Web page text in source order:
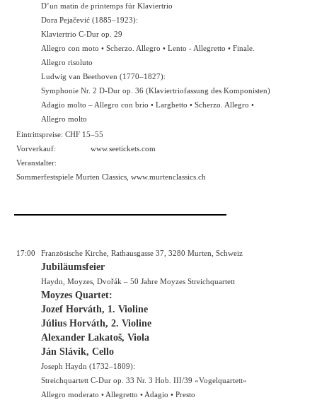
D’un matin de printemps für Klaviertrio
Dora Pejačević (1885–1923):
Klaviertrio C-Dur op. 29
Allegro con moto • Scherzo. Allegro • Lento - Allegretto • Finale.
Allegro risoluto
Ludwig van Beethoven (1770–1827):
Symphonie Nr. 2 D-Dur op. 36 (Klaviertriofassung des Komponisten)
Adagio molto – Allegro con brio • Larghetto • Scherzo. Allegro •
Allegro molto
Eintrittspreise: CHF 15–55
Vorverkauf:
www.seetickets.com
Veranstalter:
Sommerfestspiele Murten Classics, www.murtenclassics.ch
17:00 Französische Kirche, Rathausgasse 37, 3280 Murten, Schweiz
Jubiläumsfeier
Haydn, Moyzes, Dvořák – 50 Jahre Moyzes Streichquartett
Moyzes Quartet:
Jozef Horváth, 1. Violine
Július Horváth, 2. Violine
Alexander Lakatoš, Viola
Ján Slávik, Cello
Joseph Haydn (1732–1809):
Streichquartett C-Dur op. 33 Nr. 3 Hob. III/39 «Vogelquartett»
Allegro moderato • Allegretto • Adagio • Presto